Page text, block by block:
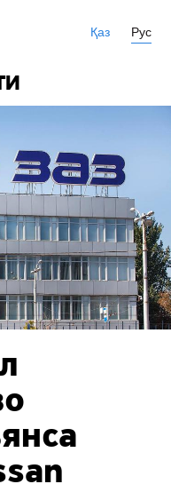
Қаз Рус